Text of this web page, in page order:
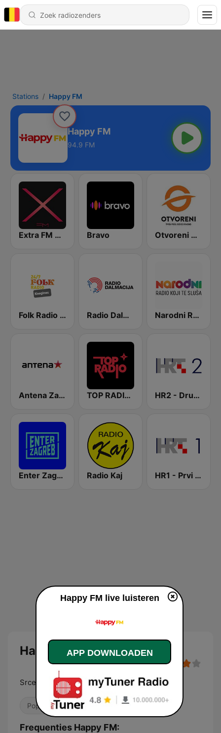
Stations Happy FM
Happy FM
94.9 FM
Extra FM 93.6 Bravo Otvoreni Radio
Folk Radio Kneginec Radio Dalmacija Narodni Radio
Antena Zagreb TOP RADIO 101 HR2 - Drugi program
Enter Zagreb Radio Kaj HR1 - Prvi program
Happy FM
Srcem i tijelom
Pop / Top 40 90's
Frequenties Happy FM:
Happy FM live luisteren
APP DOWNLOADEN